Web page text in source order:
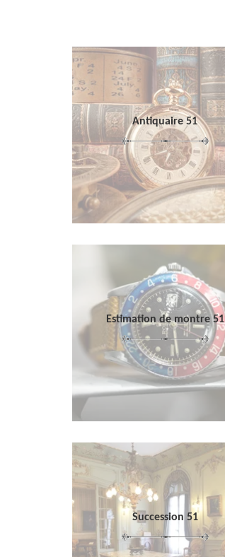
Antiquaire 51
Estimation de montre 51
Succession 51